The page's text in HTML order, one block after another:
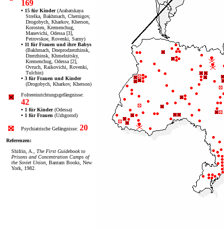
169
• 15 für Kinder(Arabatskaya
Strelka, Bakhmach, Chernigov,
Drogobych, Kharkov, Kherson,
Korosten, Kremenchug,
Manevichi, Odessa [3],
Petrovskoe, Rovenki, Sarny)
• 11 für Frauen und ihre Babys
(Bakhmach, Dneprodzerzhinsk,
Dzerzhinsk, Khmelnitsky,
Kremenchug, Odessa [2],
Ovruch, Raikovichi, Rovenki,
Tulchin)
• 3 für Frauen und Kinder
(Drogobych, Kharkov, Kherson)
Foltereinrichtungs­gefängnisse:
42
• 1 für Kinder(Odessa)
• 1 für Frauen (Uzhgorod)
Psychiatrische Gefängnisse: 20
Referenzen:
Shifrin, A., The First Guidebook to
Prisons and Concentration Camps of
the Soviet Union, Bantam Books, New
York, 1982.